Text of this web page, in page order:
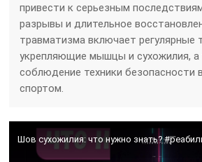
привести к серьезным
разрывы и длительное
травматизма включает регулярные
укрепляющие мышцы и сухожилия, а
соблюдение техники безопасности
спортом.